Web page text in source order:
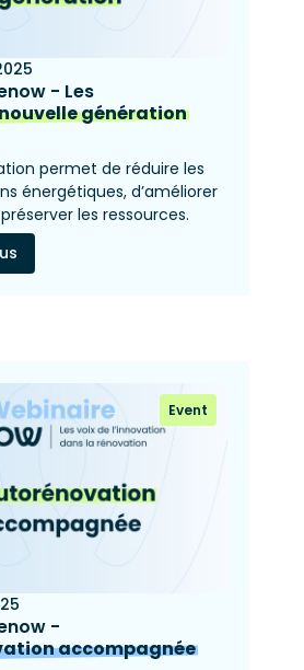
- Les
génération
permet de réduire les
énergétiques, d’améliorer
les ressources.
Event
-
accompagnée